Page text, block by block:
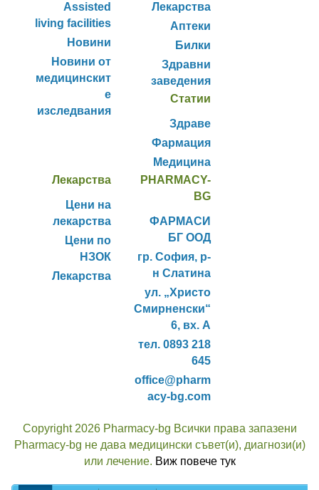
Assisted
living facilities
Новини
Новини от
медицинскит
е
изследвания
Лекарства
Аптеки
Билки
Здравни
заведения
Статии
Здраве
Фармация
Медицина
Лекарства
Цени на
лекарства
Цени по
НЗОК
Лекарства
PHARMACY-
BG
ФАРМАСИ
БГ ООД
гр. София, р-
н Слатина
ул. „Христо
Смирненски“
6, вх. А
тел. 0893 218
645
office@pharm
acy-bg.com
Copyright 2026 Pharmacy-bg Всички права запазени
Pharmacy-bg не дава медицински съвет(и), диагнози(и)
или лечение. Виж повече тук